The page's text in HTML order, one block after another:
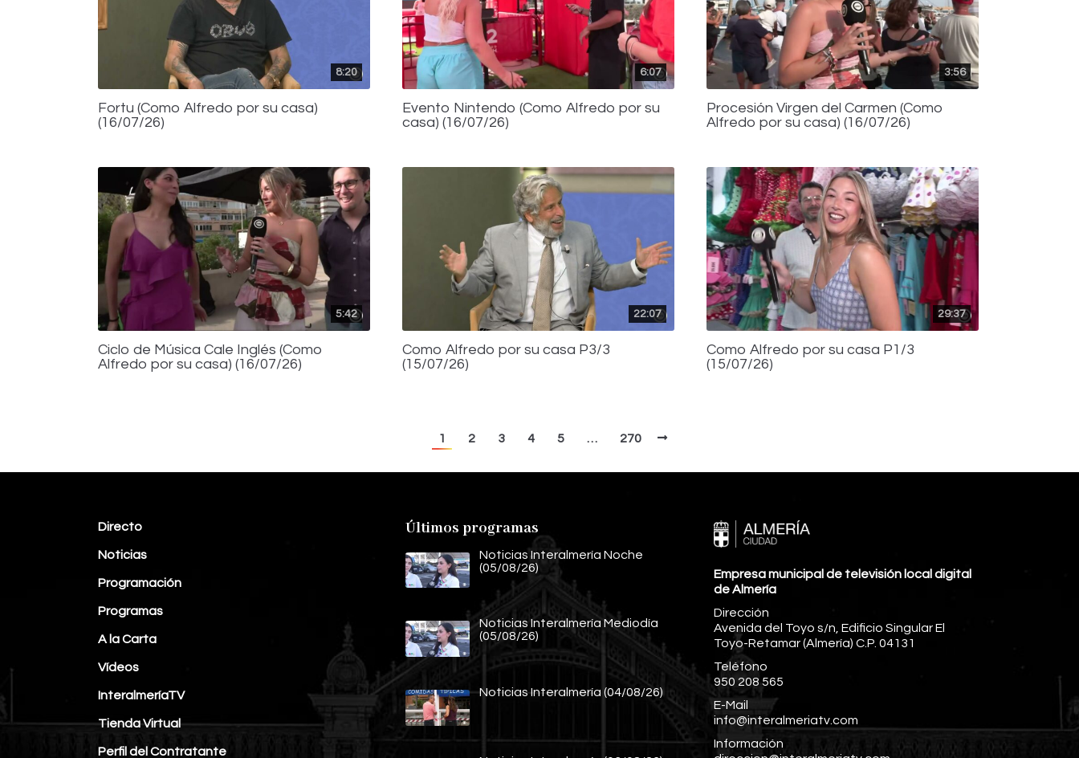
8:20
Fortu (Como Alfredo por su casa)
(16/07/26)
6:07
Evento Nintendo (Como Alfredo por su
casa) (16/07/26)
3:56
Procesión Virgen del Carmen (Como
Alfredo por su casa) (16/07/26)
5:42
Ciclo de Música Cale Inglés (Como
Alfredo por su casa) (16/07/26)
22:07
Como Alfredo por su casa P3/3
(15/07/26)
29:37
Como Alfredo por su casa P1/3
(15/07/26)
1 2 3 4 5 … 270
Directo
Noticias
Programación
Programas
A la Carta
Vídeos
InteralmeríaTV
Tienda Virtual
Perfil del Contratante
Últimos programas
Noticias Interalmería Noche
(05/08/26)
Noticias Interalmería Mediodía
(05/08/26)
Noticias Interalmería (04/08/26)
Empresa municipal de televisión local digital
de Almería
Dirección
Avenida del Toyo s/n, Edificio Singular El
Toyo-Retamar (Almería) C.P. 04131
Teléfono
950 208 565
E-Mail
info@interalmeriatv.com
Información